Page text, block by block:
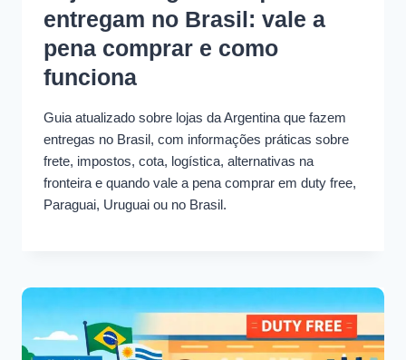
entregam no Brasil: vale a
pena comprar e como
funciona
Guia atualizado sobre lojas da Argentina que fazem
entregas no Brasil, com informações práticas sobre
frete, impostos, cota, logística, alternativas na
fronteira e quando vale a pena comprar em duty free,
Paraguai, Uruguai ou no Brasil.